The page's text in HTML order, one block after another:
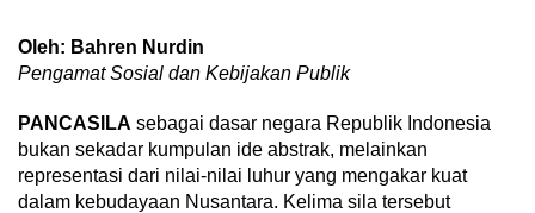
Oleh: Bahren Nurdin
Pengamat Sosial dan Kebijakan Publik
PANCASILA sebagai dasar negara Republik Indonesia
bukan sekadar kumpulan ide abstrak, melainkan
representasi dari nilai-nilai luhur yang mengakar kuat
dalam kebudayaan Nusantara. Kelima sila tersebut